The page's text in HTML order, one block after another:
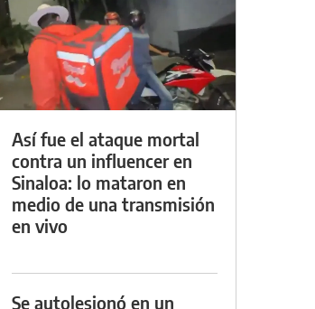
Así fue el ataque mortal
contra un influencer en
Sinaloa: lo mataron en
medio de una transmisión
en vivo
Se autolesionó en un